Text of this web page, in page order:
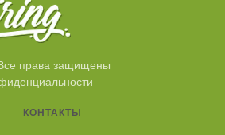
права защищены
КОНТАКТЫ